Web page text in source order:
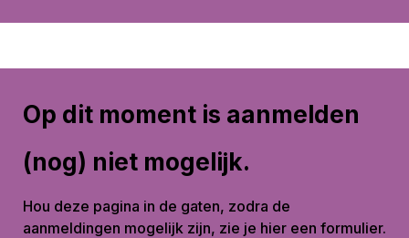
Op dit moment is aanmelden
(nog) niet mogelijk.
Hou deze pagina in de gaten, zodra de
aanmeldingen mogelijk zijn, zie je hier een formulier.